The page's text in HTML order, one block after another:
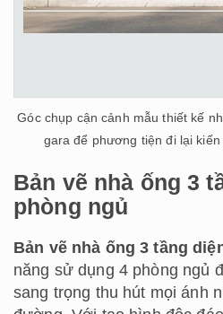
Góc chụp cận cảnh mẫu thiết kế
gara để phương tiện đi lại kiến
Bản vẽ nhà ống 3
phòng ngủ
Bản vẽ nhà ống 3 tầng
năng sử dụng 4 phòng ngủ
sang trọng thu hút mọi ánh